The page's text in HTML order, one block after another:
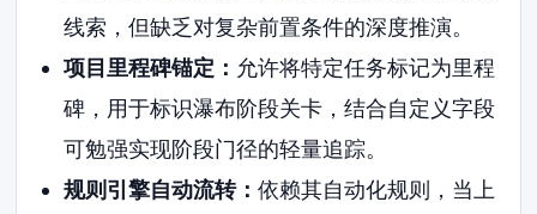
线索，但缺乏对复杂前置条件的深度推演。
项目里程碑锚定： 允许将特定任务标记为里程
碑，用于标识瀑布阶段关卡，结合自定义字段
可勉强实现阶段门径的轻量追踪。
规则引擎自动流转： 依赖其自动化规则，当上